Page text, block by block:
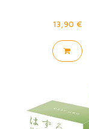
13,90 €